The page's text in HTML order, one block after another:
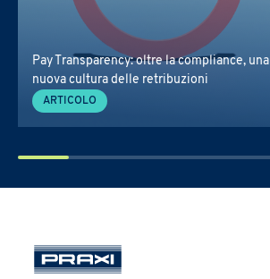
Pay Transparency: oltre la compliance, una
nuova cultura delle retribuzioni
ARTICOLO